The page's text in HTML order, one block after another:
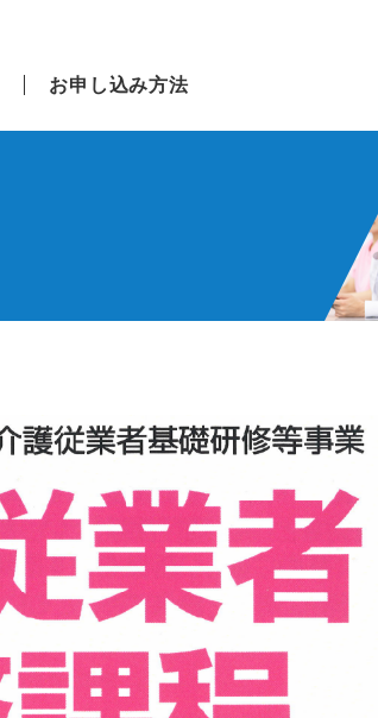
お申し込み方法